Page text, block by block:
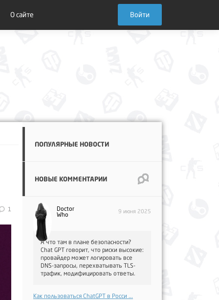
О сайте Войти
1
ПОПУЛЯРНЫЕ НОВОСТИ
НОВЫЕ КОММЕНТАРИИ
Doctor
Who
9 июня 2025
А что там в плане безопасности?
Chat GPT говорит, что риски высокие:
провайдер может логировать все
DNS-запросы, перехватывать TLS-
трафик, модифицировать ответы.
Как пользоваться ChatGPT в Росси ...